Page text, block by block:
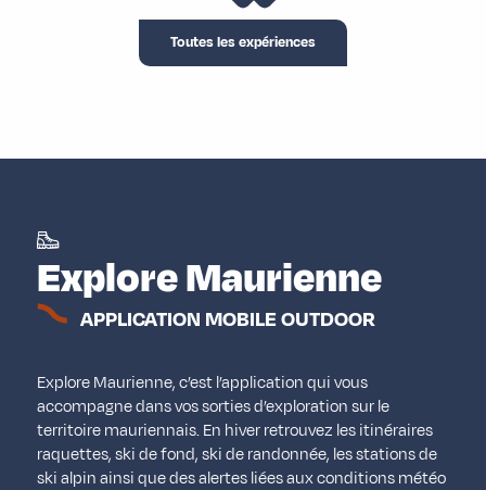
Toutes les expériences
Explore Maurienne
APPLICATION MOBILE OUTDOOR
Explore Maurienne, c’est l’application qui vous
accompagne dans vos sorties d’exploration sur le
territoire mauriennais. En hiver retrouvez les itinéraires
raquettes, ski de fond, ski de randonnée, les stations de
ski alpin ainsi que des alertes liées aux conditions météo